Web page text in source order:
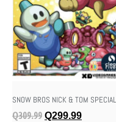
SNOW BROS NICK & TOM SPECIAL
Q309.99 Q299.99